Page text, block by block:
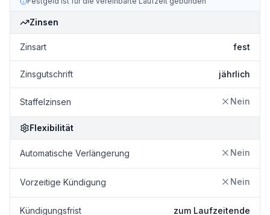
Zinsen
Zinsart fest
Zinsgutschrift jährlich
Staffelzinsen Nein
Flexibilität
Automatische Verlängerung Nein
Vorzeitige Kündigung Nein
Kündigungsfrist zum Laufzeitende